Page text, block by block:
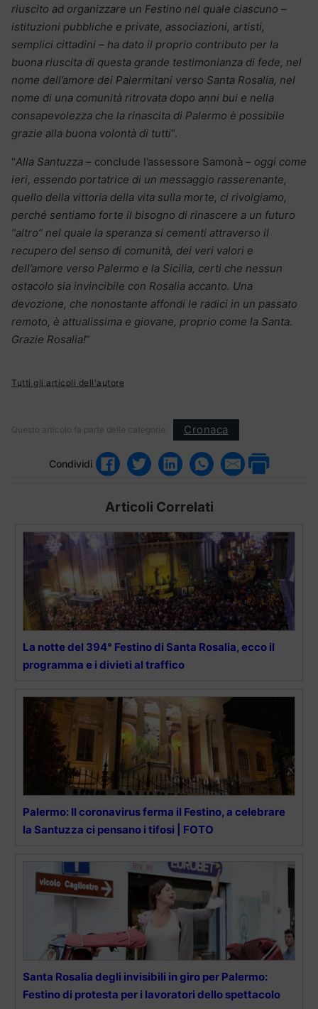
riuscito ad organizzare un Festino nel quale ciascuno –
istituzioni pubbliche e private, associazioni, artisti,
semplici cittadini – ha dato il proprio contributo per la
buona riuscita di questa grande testimonianza di fede, nel
nome dell’amore dei Palermitani verso Santa Rosalia, nel
nome di una comunità ritrovata dopo anni bui e nella
consapevolezza che la rinascita di Palermo è possibile
grazie alla buona volontà di tutti”.
“Alla Santuzza – conclude l’assessore Samonà – oggi come
ieri, essendo portatrice di un messaggio rasserenante,
quello della vittoria della vita sulla morte, ci rivolgiamo,
perché sentiamo forte il bisogno di rinascere a un futuro
“altro” nel quale la speranza si cementi attraverso il
recupero del senso di comunità, dei veri valori e
dell’amore verso Palermo e la Sicilia, certi che nessun
ostacolo sia invincibile con Rosalia accanto. Una
devozione, che nonostante affondi le radici in un passato
remoto, è attualissima e giovane, proprio come la Santa.
Grazie Rosalia!”
Tutti gli articoli dell'autore
Questo articolo fa parte delle categorie: Cronaca
Condividi
Articoli Correlati
La notte del 394° Festino di Santa Rosalia, ecco il
programma e i divieti al traffico
Palermo: Il coronavirus ferma il Festino, a celebrare
la Santuzza ci pensano i tifosi | FOTO
Santa Rosalia degli invisibili in giro per Palermo:
Festino di protesta per i lavoratori dello spettacolo